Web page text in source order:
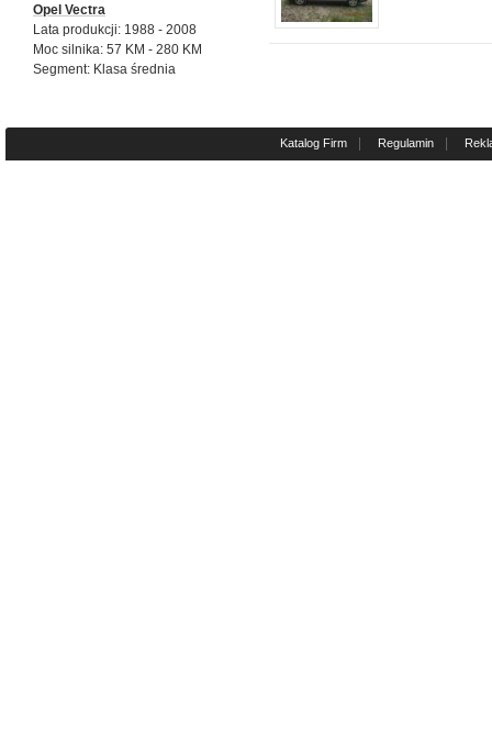
Opel Vectra
Lata produkcji: 1988 - 2008
Moc silnika: 57 KM - 280 KM
Segment: Klasa średnia
Katalog Firm | Regulamin |